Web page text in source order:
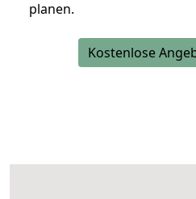
planen.
Kostenlose